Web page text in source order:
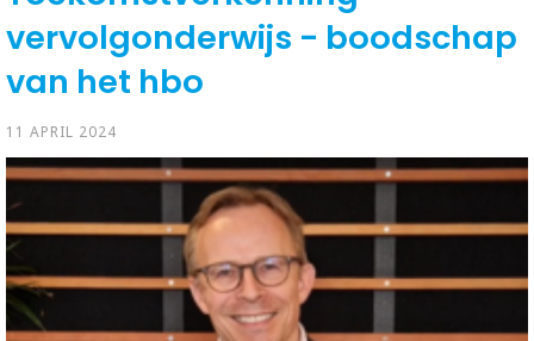
vervolgonderwijs - boodschap
van het hbo
11 APRIL 2024